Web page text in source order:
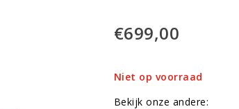
€699,00
Niet op voorraad
Bekijk onze andere: